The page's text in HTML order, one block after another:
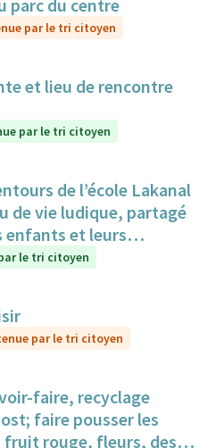
parc du centre
par le tri citoyen
et lieu de rencontre
par le tri citoyen
de l’école Lakanal
de vie ludique, partagé
enfants et leurs
le tri citoyen
par le tri citoyen
faire, recyclage
faire pousser les
fruit rouge, fleurs, des